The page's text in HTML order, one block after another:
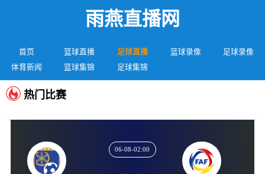
雨燕直播网
首页 篮球直播 足球直播 篮球录像
足球录像
体育新闻
篮球集锦 足球集锦
热门比赛